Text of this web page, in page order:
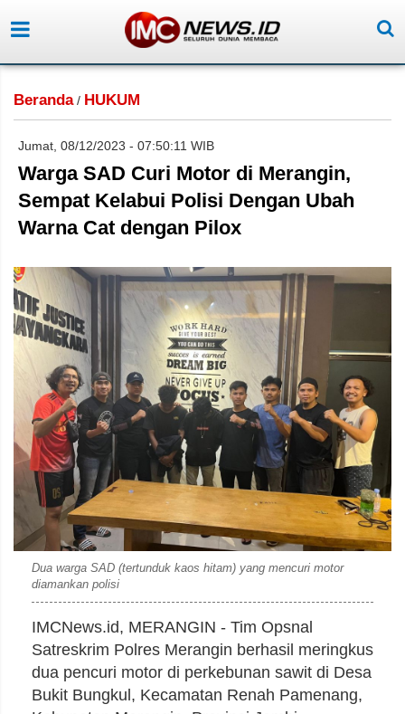
Beranda/ HUKUM
Jumat, 08/12/2023 - 07:50:11 WIB
Warga SAD Curi Motor di Merangin,
Sempat Kelabui Polisi Dengan Ubah
Warna Cat dengan Pilox
Dua warga SAD (tertunduk kaos hitam) yang mencuri motor
diamankan polisi
IMCNews.id, MERANGIN - Tim Opsnal
Satreskrim Polres Merangin berhasil meringkus
dua pencuri motor di perkebunan sawit di Desa
Bukit Bungkul, Kecamatan Renah Pamenang,